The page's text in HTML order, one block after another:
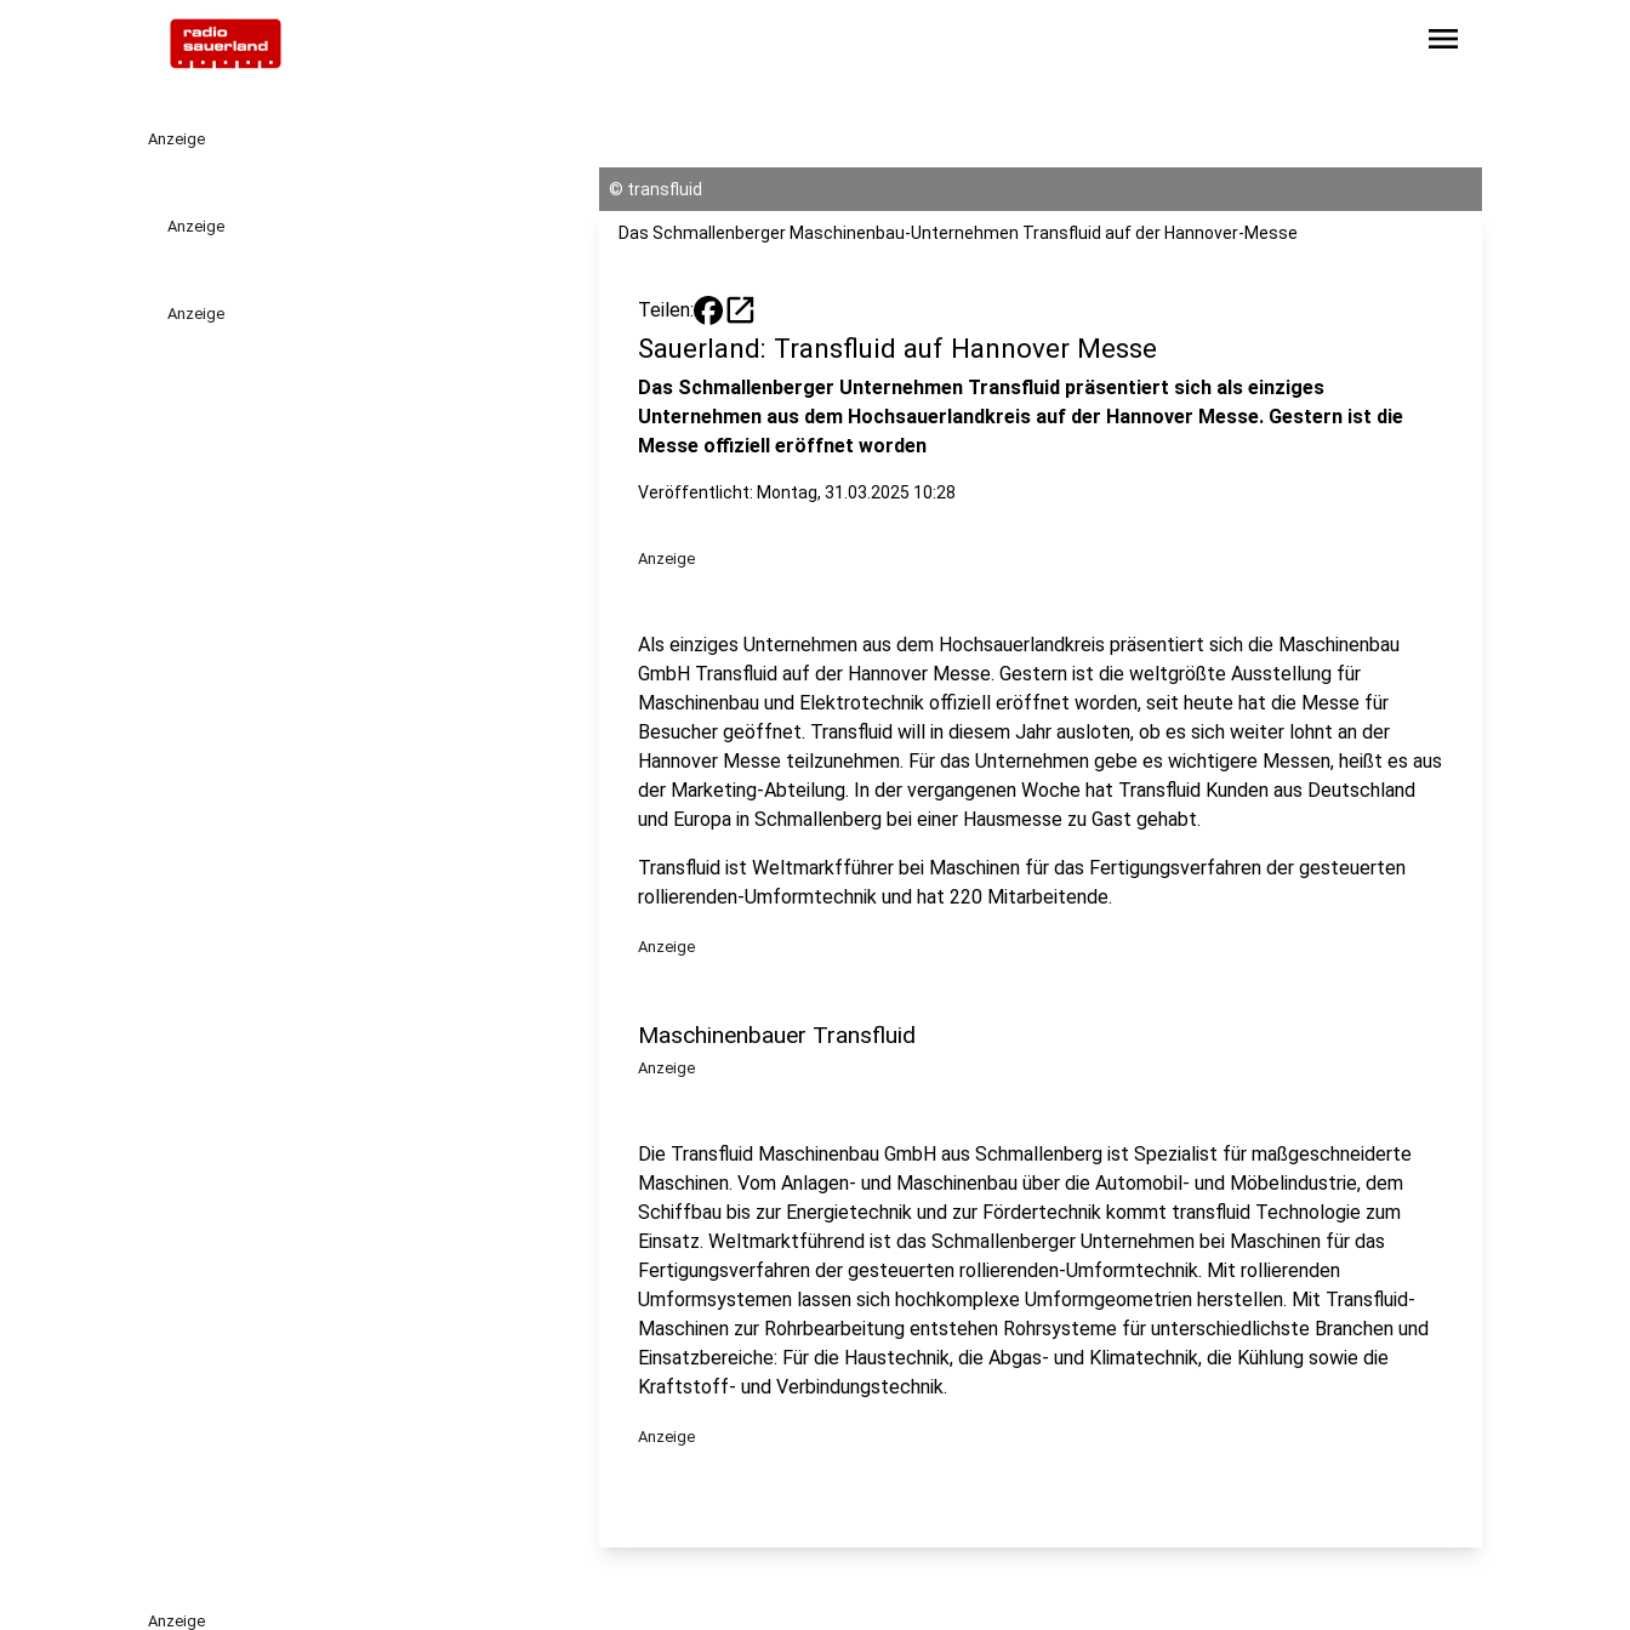
menu
Anzeige
Anzeige
Anzeige
© transfluid
Das Schmallenberger Maschinenbau-Unternehmen Transfluid auf der Hannover-Messe
Teilen: open_in_new
Sauerland: Transfluid auf Hannover Messe
Das Schmallenberger Unternehmen Transfluid präsentiert sich als einziges
Unternehmen aus dem Hochsauerlandkreis auf der Hannover Messe. Gestern ist die
Messe offiziell eröffnet worden
Veröffentlicht: Montag, 31.03.2025 10:28
Anzeige
Als einziges Unternehmen aus dem Hochsauerlandkreis präsentiert sich die Maschinenbau
GmbH Transfluid auf der Hannover Messe. Gestern ist die weltgrößte Ausstellung für
Maschinenbau und Elektrotechnik offiziell eröffnet worden, seit heute hat die Messe für
Besucher geöffnet. Transfluid will in diesem Jahr ausloten, ob es sich weiter lohnt an der
Hannover Messe teilzunehmen. Für das Unternehmen gebe es wichtigere Messen, heißt es aus
der Marketing-Abteilung. In der vergangenen Woche hat Transfluid Kunden aus Deutschland
und Europa in Schmallenberg bei einer Hausmesse zu Gast gehabt.
Transfluid ist Weltmarkfführer bei Maschinen für das Fertigungsverfahren der gesteuerten
rollierenden-Umformtechnik und hat 220 Mitarbeitende.
Anzeige
Maschinenbauer Transfluid
Anzeige
Die Transfluid Maschinenbau GmbH aus Schmallenberg ist Spezialist für maßgeschneiderte
Maschinen. Vom Anlagen- und Maschinenbau über die Automobil- und Möbelindustrie, dem
Schiffbau bis zur Energietechnik und zur Fördertechnik kommt transfluid Technologie zum
Einsatz. Weltmarktführend ist das Schmallenberger Unternehmen bei Maschinen für das
Fertigungsverfahren der gesteuerten rollierenden-Umformtechnik. Mit rollierenden
Umformsystemen lassen sich hochkomplexe Umformgeometrien herstellen. Mit Transfluid-
Maschinen zur Rohrbearbeitung entstehen Rohrsysteme für unterschiedlichste Branchen und
Einsatzbereiche: Für die Haustechnik, die Abgas- und Klimatechnik, die Kühlung sowie die
Kraftstoff- und Verbindungstechnik.
Anzeige
Anzeige